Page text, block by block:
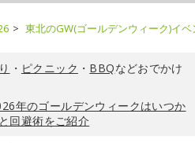
東北のGW(ゴールデンウィーク)イ
・ ピクニック ・ BBQなどおでかけ
年のゴールデンウィークはいつか
回避術をご紹介